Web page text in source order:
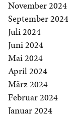
November 2024
September 2024
Juli 2024
Juni 2024
Mai 2024
April 2024
März 2024
Februar 2024
Januar 2024